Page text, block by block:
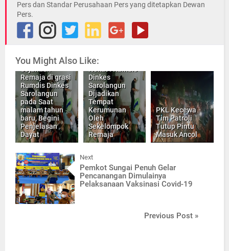
Pers dan Standar Perusahaan Pers yang ditetapkan Dewan
Pers.
You Might Also Like:
Remaja di grasi
Rumdis Dinkes
Sarolangun
pada Saat
malam tahun
baru, Begini
Penjelasan
Dayat
Dinkes
Sarolangun
Dijadikan
Tempat
Kerumunan
Oleh
Sekelompok
Remaja
PKL Kecewa
Tim Patroli
Tutup Pintu
Masuk Ancol
Next
Pemkot Sungai Penuh Gelar
Pencanangan Dimulainya
Pelaksanaan Vaksinasi Covid-19
Previous Post »